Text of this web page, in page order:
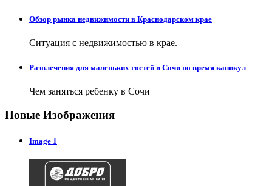
Обзор рынка недвижимости в Краснодарском крае
Ситуация с недвижимостью в крае.
Развлечения для маленьких гостей в Сочи во время каникул
Чем заняться ребенку в Сочи
Новые Изображения
Image 1